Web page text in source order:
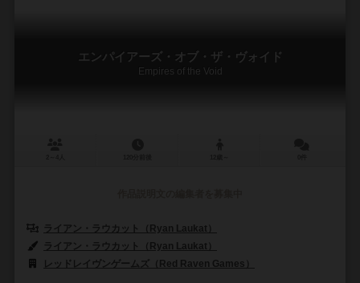
エンパイアーズ・オブ・ザ・ヴォイド
Empires of the Void
ライアン・ラウカット（Ryan Laukat）
ライアン・ラウカット（Ryan Laukat）
レッドレイヴンゲームズ（Red Raven Games）